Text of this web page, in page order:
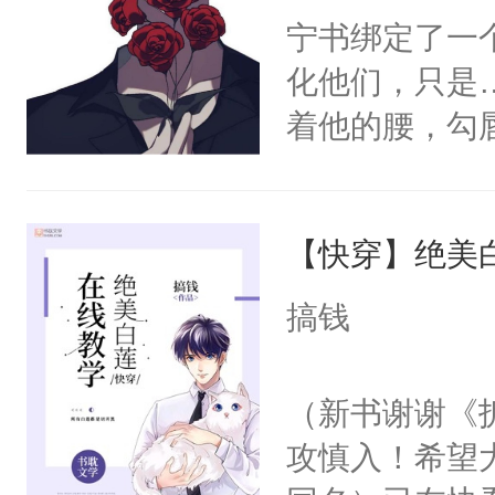
宁书绑定了一
化他们，只是
着他的腰，勾
来，给老公
用力——为你
【快穿】绝
搞钱
（新书谢谢
攻慎入！希望